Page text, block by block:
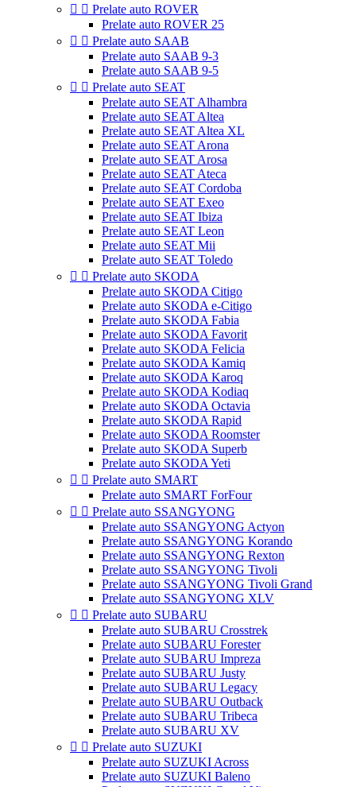
  Prelate auto ROVER
Prelate auto ROVER 25
  Prelate auto SAAB
Prelate auto SAAB 9-3
Prelate auto SAAB 9-5
  Prelate auto SEAT
Prelate auto SEAT Alhambra
Prelate auto SEAT Altea
Prelate auto SEAT Altea XL
Prelate auto SEAT Arona
Prelate auto SEAT Arosa
Prelate auto SEAT Ateca
Prelate auto SEAT Cordoba
Prelate auto SEAT Exeo
Prelate auto SEAT Ibiza
Prelate auto SEAT Leon
Prelate auto SEAT Mii
Prelate auto SEAT Toledo
  Prelate auto SKODA
Prelate auto SKODA Citigo
Prelate auto SKODA e-Citigo
Prelate auto SKODA Fabia
Prelate auto SKODA Favorit
Prelate auto SKODA Felicia
Prelate auto SKODA Kamiq
Prelate auto SKODA Karoq
Prelate auto SKODA Kodiaq
Prelate auto SKODA Octavia
Prelate auto SKODA Rapid
Prelate auto SKODA Roomster
Prelate auto SKODA Superb
Prelate auto SKODA Yeti
  Prelate auto SMART
Prelate auto SMART ForFour
  Prelate auto SSANGYONG
Prelate auto SSANGYONG Actyon
Prelate auto SSANGYONG Korando
Prelate auto SSANGYONG Rexton
Prelate auto SSANGYONG Tivoli
Prelate auto SSANGYONG Tivoli Grand
Prelate auto SSANGYONG XLV
  Prelate auto SUBARU
Prelate auto SUBARU Crosstrek
Prelate auto SUBARU Forester
Prelate auto SUBARU Impreza
Prelate auto SUBARU Justy
Prelate auto SUBARU Legacy
Prelate auto SUBARU Outback
Prelate auto SUBARU Tribeca
Prelate auto SUBARU XV
  Prelate auto SUZUKI
Prelate auto SUZUKI Across
Prelate auto SUZUKI Baleno